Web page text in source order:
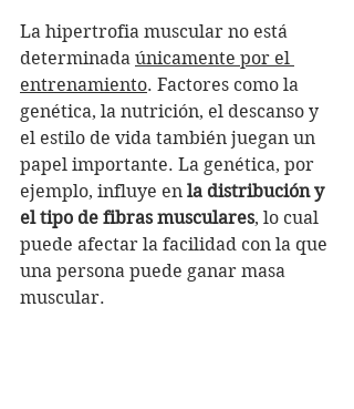
La hipertrofia muscular no está
determinada únicamente por el
entrenamiento. Factores como la
genética, la nutrición, el descanso y
el estilo de vida también juegan un
papel importante. La genética, por
ejemplo, influye en la distribución y
el tipo de fibras musculares, lo cual
puede afectar la facilidad con la que
una persona puede ganar masa
muscular.